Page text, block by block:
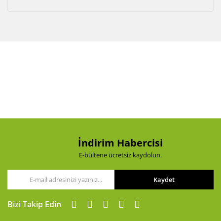
İndirim Habercisi
E-bültene ücretsiz kaydolun.
Kaydet
Bizi Takip Edin